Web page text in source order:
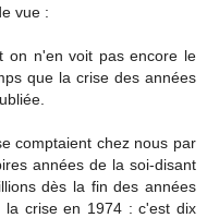
vue :
on n'en voit pas encore le
que la crise des années
comptaient chez nous par
années de la soi-disant
dès la fin des années
crise en 1974 : c'est dix